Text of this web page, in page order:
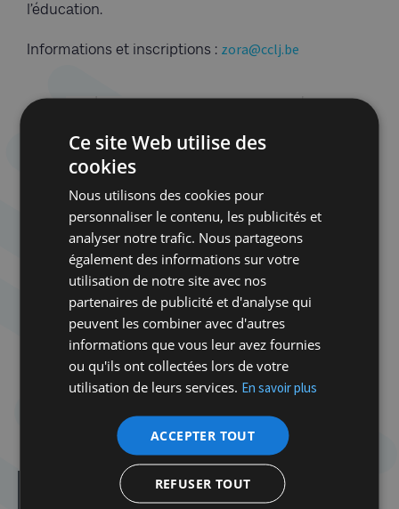
l’éducation.
Informations et inscriptions : zora@cclj.be
Ⓒ La haine je dis, Non !
https://www.lahainejedisnon.be/jeu-kroiroupa
Dans la même catégorie d'article :
Ce site Web utilise des
cookies
Nous utilisons des cookies pour
personnaliser le contenu, les publicités et
analyser notre trafic. Nous partageons
également des informations sur votre
utilisation de notre site avec nos
partenaires de publicité et d'analyse qui
peuvent les combiner avec d'autres
informations que vous leur avez fournies
ou qu'ils ont collectées lors de votre
utilisation de leurs services. En savoir plus
ACCEPTER TOUT
REFUSER TOUT